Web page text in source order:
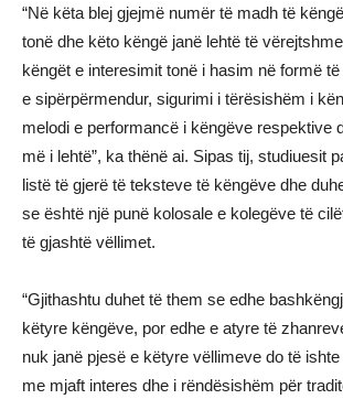
“Në këta blej gjejmë numër të madh të
tonë dhe këto këngë janë lehtë të
këngët e interesimit tonë i hasim në formë
e sipërpërmendur, sigurimi i tërësishëm i
melodi e performancë i këngëve respektive
më i lehtë”, ka thënë ai. Sipas tij, studiuesit
listë të gjerë të teksteve të këngëve dhe
se është një punë kolosale e kolegëve të
të gjashtë vëllimet.
“Gjithashtu duhet të them se edhe
këtyre këngëve, por edhe e atyre të
nuk janë pjesë e këtyre vëllimeve do të
me mjaft interes dhe i rëndësishëm për